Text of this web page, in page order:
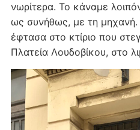
νωρίτερα. Το κάναμε
ως συνήθως, με τη μηχανή.
έφτασα στο κτίριο που
Πλατεία Λουδοβίκου, στο